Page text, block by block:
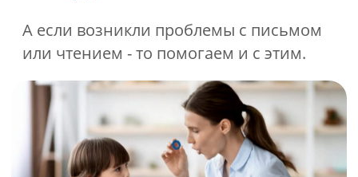
Посмотрите, как проходят занятия
с логопедом